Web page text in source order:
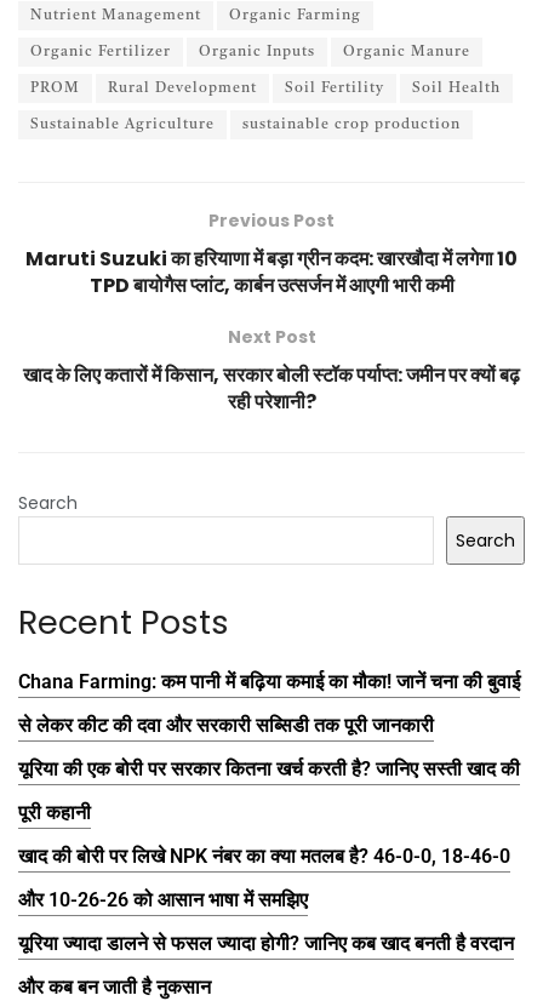
Nutrient Management Organic Farming
Organic Fertilizer Organic Inputs Organic Manure
PROM Rural Development Soil Fertility Soil Health
Sustainable Agriculture sustainable crop production
Previous Post
Maruti Suzuki का हरियाणा में बड़ा ग्रीन कदम: खारखौदा में लगेगा 10
TPD बायोगैस प्लांट, कार्बन उत्सर्जन में आएगी भारी कमी
Next Post
खाद के लिए कतारों में किसान, सरकार बोली स्टॉक पर्याप्त: जमीन पर क्यों बढ़
रही परेशानी?
Search
Search
Recent Posts
Chana Farming: कम पानी में बढ़िया कमाई का मौका! जानें चना की बुवाई
से लेकर कीट की दवा और सरकारी सब्सिडी तक पूरी जानकारी
यूरिया की एक बोरी पर सरकार कितना खर्च करती है? जानिए सस्ती खाद की
पूरी कहानी
खाद की बोरी पर लिखे NPK नंबर का क्या मतलब है? 46-0-0, 18-46-0
और 10-26-26 को आसान भाषा में समझिए
यूरिया ज्यादा डालने से फसल ज्यादा होगी? जानिए कब खाद बनती है वरदान
और कब बन जाती है नुकसान